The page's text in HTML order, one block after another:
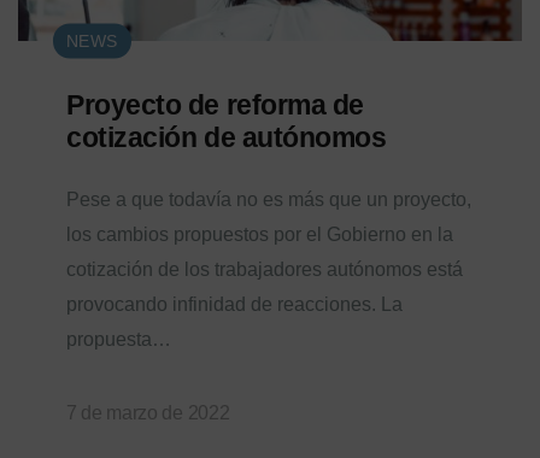
NEWS
Proyecto de reforma de
cotización de autónomos
Pese a que todavía no es más que un proyecto,
los cambios propuestos por el Gobierno en la
cotización de los trabajadores autónomos está
provocando infinidad de reacciones. La
propuesta…
7 de marzo de 2022